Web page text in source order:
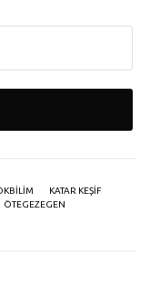
KATAR KEŞIF
ÖTEGEZEGEN